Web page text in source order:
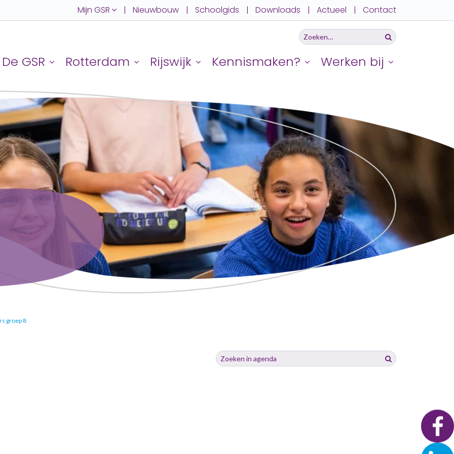
Mijn GSR | Nieuwbouw | Schoolgids | Downloads | Actueel | Contact
Zoeken
naar…
Zoeken
De GSR Rotterdam Rijswijk Kennismaken? Werken bij
groep 8
Zoeken
naar…
Zoeken